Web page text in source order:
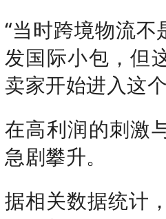
“当时跨境物流
发国际小包，但
卖家开始进入这
在高利润的刺激
急剧攀升。
据相关数据统计